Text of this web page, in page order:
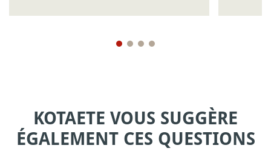
KOTAETE VOUS SUGGÈRE
ÉGALEMENT CES QUESTIONS